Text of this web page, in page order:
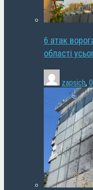
6 атак
області
zapsich,